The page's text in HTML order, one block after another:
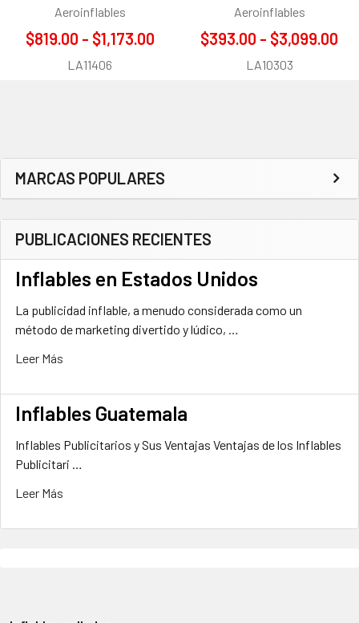
Barra
MARCAS POPULARES
PUBLICACIONES RECIENTES
Inflables en Estados Unidos
La publicidad inflable, a menudo considerada como un
método de marketing divertido y lúdico, …
Leer Más
Inflables Guatemala
Inflables Publicitarios y Sus Ventajas Ventajas de los Inflables
Publicitari …
Leer Más
Aeroinflables
$819.00 - $1,173.00
LA11406
Aeroinflables
$393.00 - $3,099.00
LA10303